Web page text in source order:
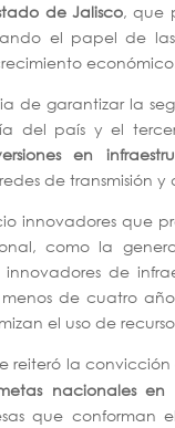
de Jalisco, que
el papel de
de garantizar la
del país y el
en
de transmisión
innovadores que
como la
de
de cuatro
el uso de
reiteró la
nacionales en
que